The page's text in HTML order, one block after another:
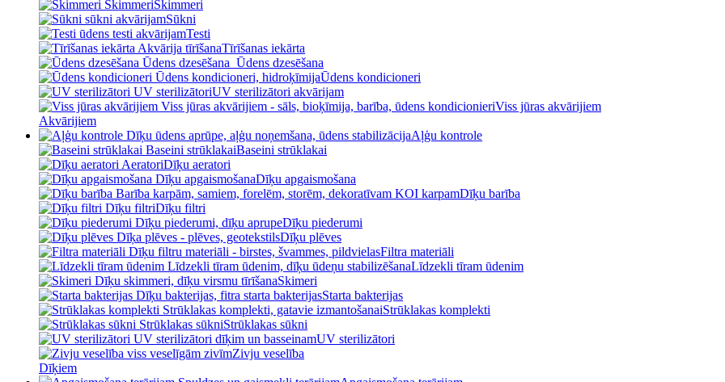
Skimmeri
Sūkni
Testi
Tīrīšanas iekārta
Ūdens dzesēšana
Ūdens kondicioneri
UV sterilizātori akvārijam
Viss jūras akvārijiem
Akvārijiem
Aļģu kontrole
Baseini strūklakai
Dīķu aeratori
Dīķu apgaismošana
Dīķu barība
Dīķu filtri
Dīķu piederumi
Dīķu plēves
Filtra materiāli
Līdzekli tīram ūdenim
Skimeri
Starta bakterijas
Strūklakas komplekti
Strūklakas sūkni
UV sterilizātori
Zivju veselība
Dīķiem